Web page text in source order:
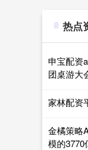
热点
申宝配资
团桌游大
家林配资
金橘策略
模的3770